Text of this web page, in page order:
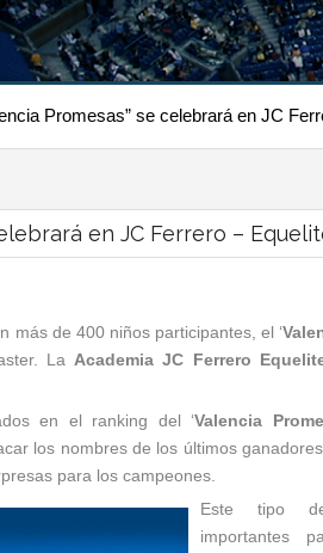
Promesas” se celebrará en JC
en JC Ferrero –
más de 400 niños participantes, el ‘
La Academia JC Ferrero
en el ranking del ‘Valencia
los nombres de los últimos
para los campeones.
Este tipo
importantes